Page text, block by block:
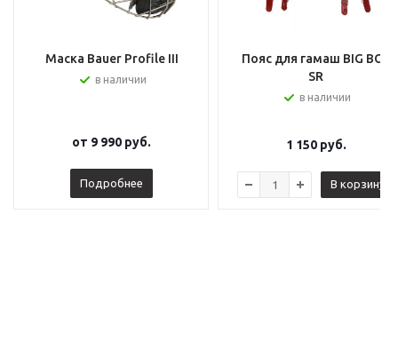
Маска Bauer Profile III
в наличии
от 9 990 руб.
Подробнее
Пояс для гамаш BIG BOY
SR
в наличии
1 150руб.
В корзину